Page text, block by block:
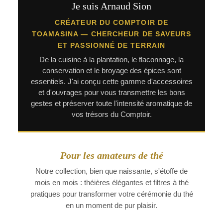
Je suis Arnaud Sion
CRÉATEUR DU COMPTOIR DE
TOAMASINA — CHERCHEUR DE SAVEURS
ET PASSIONNÉ DE TERRAIN
De la cuisine à la plantation, le flaconnage, la
conservation et le broyage des épices sont
essentiels. J'ai conçu cette gamme d'accessoires
et d'ouvrages pour vous transmettre les bons
gestes et préserver toute l'intensité aromatique de
vos trésors du Comptoir.
Pour les amateurs de thé
Notre collection, bien que naissante, s'étoffe de
mois en mois : théières élégantes et filtres à thé
pratiques pour transformer votre cérémonie du thé
en un moment de pur plaisir.